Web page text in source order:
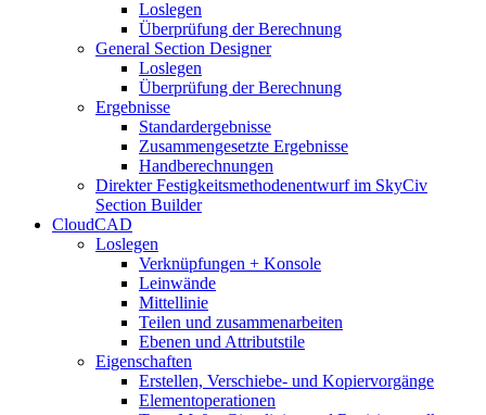
Loslegen
Überprüfung der Berechnung
General Section Designer
Loslegen
Überprüfung der Berechnung
Ergebnisse
Standardergebnisse
Zusammengesetzte Ergebnisse
Handberechnungen
Direkter Festigkeitsmethodenentwurf im SkyCiv
Section Builder
CloudCAD
Loslegen
Verknüpfungen + Konsole
Leinwände
Mittellinie
Teilen und zusammenarbeiten
Ebenen und Attributstile
Eigenschaften
Erstellen, Verschiebe- und Kopiervorgänge
Elementoperationen